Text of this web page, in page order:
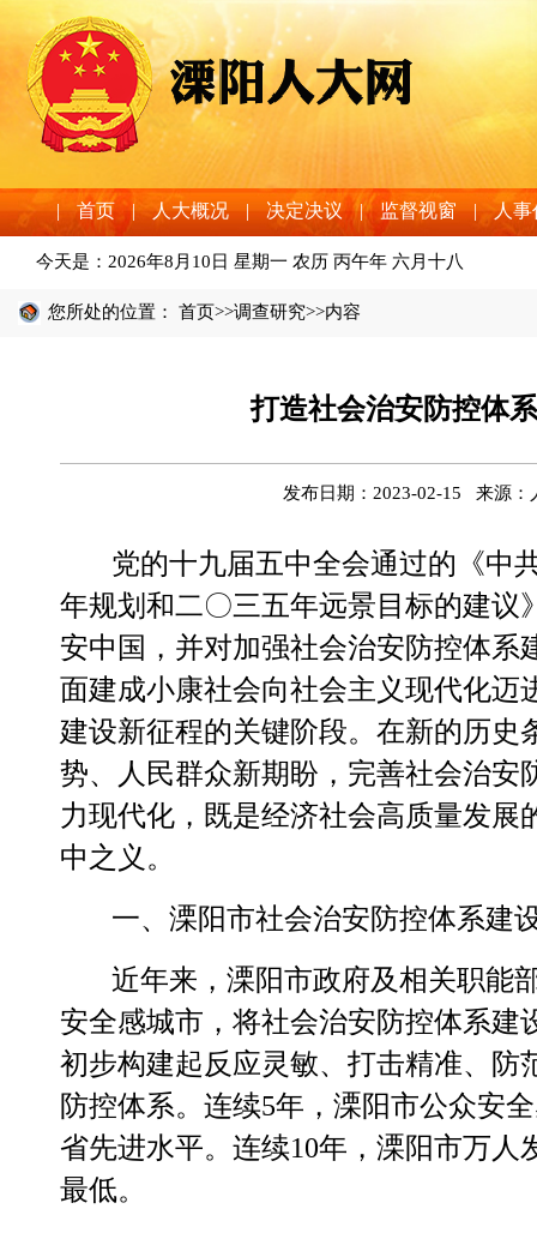
| 首页 | 人大概况 | 决定决议 | 监督视窗 | 人事
今天是： 2026年8月10日 星期一 农历 丙午年 六月十八
您所处的位置： 首页>>调查研究>>内容
打造社会治安防控体
发布日期：2023-02-15 来源：
党的十九届五中全会通过的《中
年规划和二〇三五年远景目标的建议
安中国，并对加强社会治安防控体系
面建成小康社会向社会主义现代化迈
建设新征程的关键阶段。 在新的历史
势、人民群众新期盼，完善社会治安
力现代化，既是经济社会高质量发
中之义。
一、 溧阳市社会治安防控体系建
近年来，溧阳市政府及相关职能
安全感城市，将社会治安防控体系
初步构建起反应灵敏、打击精准、防
防控体系。连续5年， 溧阳市公众安
省先进水平。连续10年， 溧阳市万人
最低。